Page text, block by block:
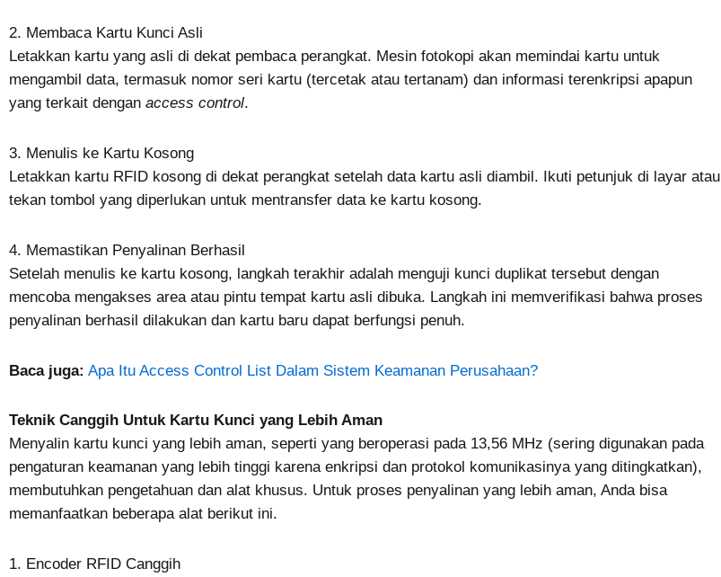
2. Membaca Kartu Kunci Asli
Letakkan kartu yang asli di dekat pembaca perangkat. Mesin fotokopi akan memindai kartu untuk
mengambil data, termasuk nomor seri kartu (tercetak atau tertanam) dan informasi terenkripsi apapun
yang terkait dengan access control.
3. Menulis ke Kartu Kosong
Letakkan kartu RFID kosong di dekat perangkat setelah data kartu asli diambil. Ikuti petunjuk di layar atau
tekan tombol yang diperlukan untuk mentransfer data ke kartu kosong.
4. Memastikan Penyalinan Berhasil
Setelah menulis ke kartu kosong, langkah terakhir adalah menguji kunci duplikat tersebut dengan
mencoba mengakses area atau pintu tempat kartu asli dibuka. Langkah ini memverifikasi bahwa proses
penyalinan berhasil dilakukan dan kartu baru dapat berfungsi penuh.
Baca juga: Apa Itu Access Control List Dalam Sistem Keamanan Perusahaan?
Teknik Canggih Untuk Kartu Kunci yang Lebih Aman
Menyalin kartu kunci yang lebih aman, seperti yang beroperasi pada 13,56 MHz (sering digunakan pada
pengaturan keamanan yang lebih tinggi karena enkripsi dan protokol komunikasinya yang ditingkatkan),
membutuhkan pengetahuan dan alat khusus. Untuk proses penyalinan yang lebih aman, Anda bisa
memanfaatkan beberapa alat berikut ini.
1. Encoder RFID Canggih